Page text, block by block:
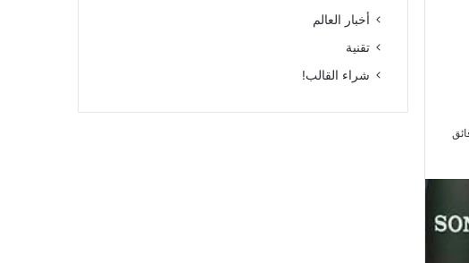
أخبار العالم
تقنية
شراء القالب!